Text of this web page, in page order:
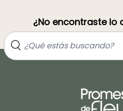
¿No encontraste lo